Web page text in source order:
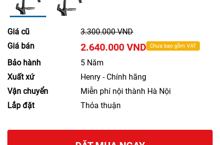
Giá cũ
3.300.000 VND
Giá bán
2.640.000 VND Chưa bao gồm VAT
Bảo hành
5 Năm
Xuất xứ
Henry - Chính hãng
Vận chuyển
Miễn phí nội thành Hà Nội
Lắp đặt
Thỏa thuận